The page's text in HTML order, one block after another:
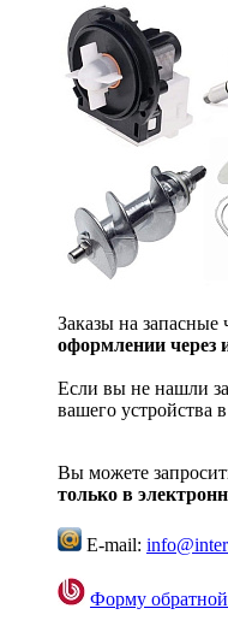
Заказы на запасные
оформлении через
Если вы не нашли
вашего устройства
Вы можете
только в
E-mail:
Форму обратной